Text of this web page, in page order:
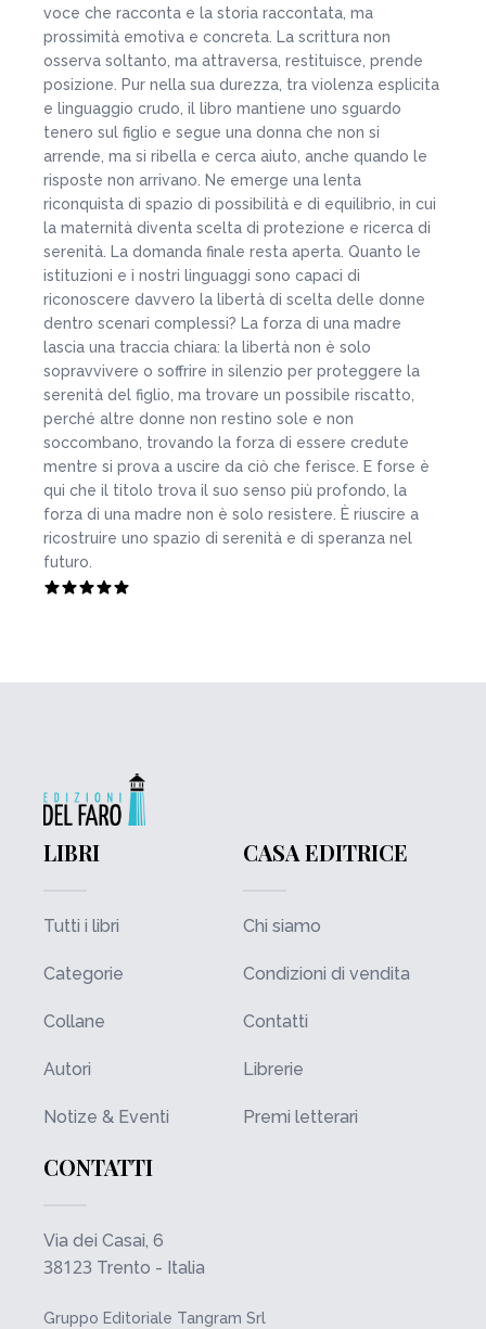
voce che racconta e la storia raccontata, ma
prossimità emotiva e concreta. La scrittura non
osserva soltanto, ma attraversa, restituisce, prende
posizione. Pur nella sua durezza, tra violenza esplicita
e linguaggio crudo, il libro mantiene uno sguardo
tenero sul figlio e segue una donna che non si
arrende, ma si ribella e cerca aiuto, anche quando le
risposte non arrivano. Ne emerge una lenta
riconquista di spazio di possibilità e di equilibrio, in cui
la maternità diventa scelta di protezione e ricerca di
serenità. La domanda finale resta aperta. Quanto le
istituzioni e i nostri linguaggi sono capaci di
riconoscere davvero la libertà di scelta delle donne
dentro scenari complessi? La forza di una madre
lascia una traccia chiara: la libertà non è solo
sopravvivere o soffrire in silenzio per proteggere la
serenità del figlio, ma trovare un possibile riscatto,
perché altre donne non restino sole e non
soccombano, trovando la forza di essere credute
mentre si prova a uscire da ciò che ferisce. E forse è
qui che il titolo trova il suo senso più profondo, la
forza di una madre non è solo resistere. È riuscire a
ricostruire uno spazio di serenità e di speranza nel
futuro.
LIBRI
Tutti i libri
Categorie
Collane
Autori
Notize & Eventi
CASA EDITRICE
Chi siamo
Condizioni di vendita
Contatti
Librerie
Premi letterari
CONTATTI
Via dei Casai, 6
38123 Trento - Italia
Gruppo Editoriale Tangram Srl